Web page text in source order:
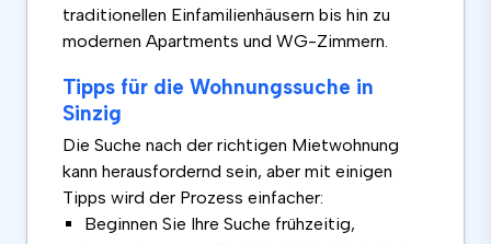
traditionellen Einfamilienhäusern bis hin zu
modernen Apartments und WG-Zimmern.
Tipps für die Wohnungssuche in
Sinzig
Die Suche nach der richtigen Mietwohnung
kann herausfordernd sein, aber mit einigen
Tipps wird der Prozess einfacher:
Beginnen Sie Ihre Suche frühzeitig,